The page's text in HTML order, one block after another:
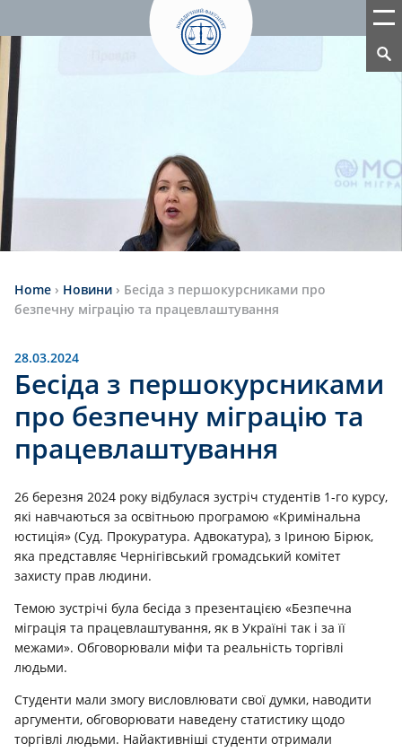
Home › Новини › Бесіда з першокурсниками про
безпечну міграцію та працевлаштування
28.03.2024
Бесіда з першокурсниками
про безпечну міграцію та
працевлаштування
26 березня 2024 року відбулася зустріч студентів 1-го курсу,
які навчаються за освітньою програмою «Кримінальна
юстиція» (Суд. Прокуратура. Адвокатура), з Іриною Бірюк,
яка представляє Чернігівський громадський комітет
захисту прав людини.
Темою зустрічі була бесіда з презентацією «Безпечна
міграція та працевлаштування, як в Україні так і за її
межами». Обговорювали міфи та реальність торгівлі
людьми.
Студенти мали змогу висловлювати свої думки, наводити
аргументи, обговорювати наведену статистику щодо
торгівлі людьми. Найактивніші студенти отримали